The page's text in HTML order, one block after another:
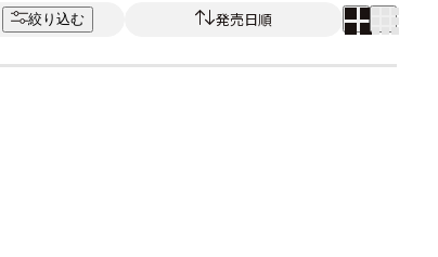
アクセサリー
絞り込む 発売日順